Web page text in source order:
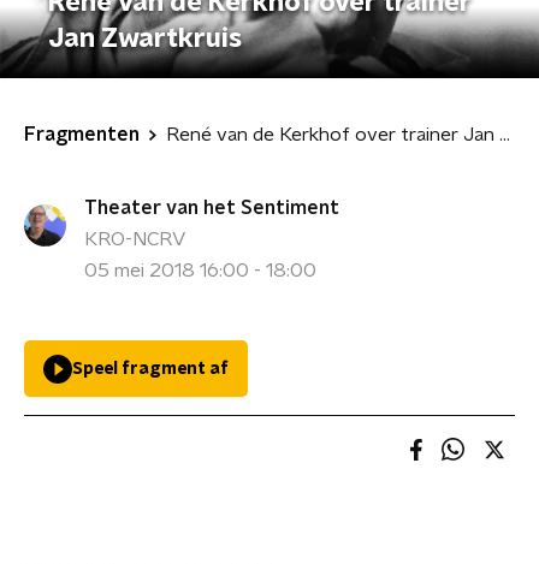
Jan Zwartkruis
Fragmenten René van de Kerkhof over trainer Jan Zwartkruis
Theater van het Sentiment
KRO-NCRV
05 mei 2018 16:00 - 18:00
Speel fragment af